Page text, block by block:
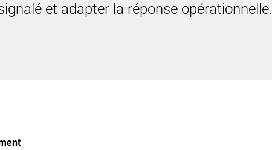
et adapter la réponse opérationnelle.